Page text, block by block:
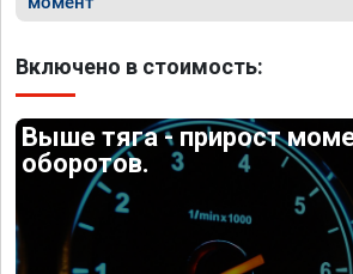
Включено в стоимость:
Выше тяга - прирост
оборотов.